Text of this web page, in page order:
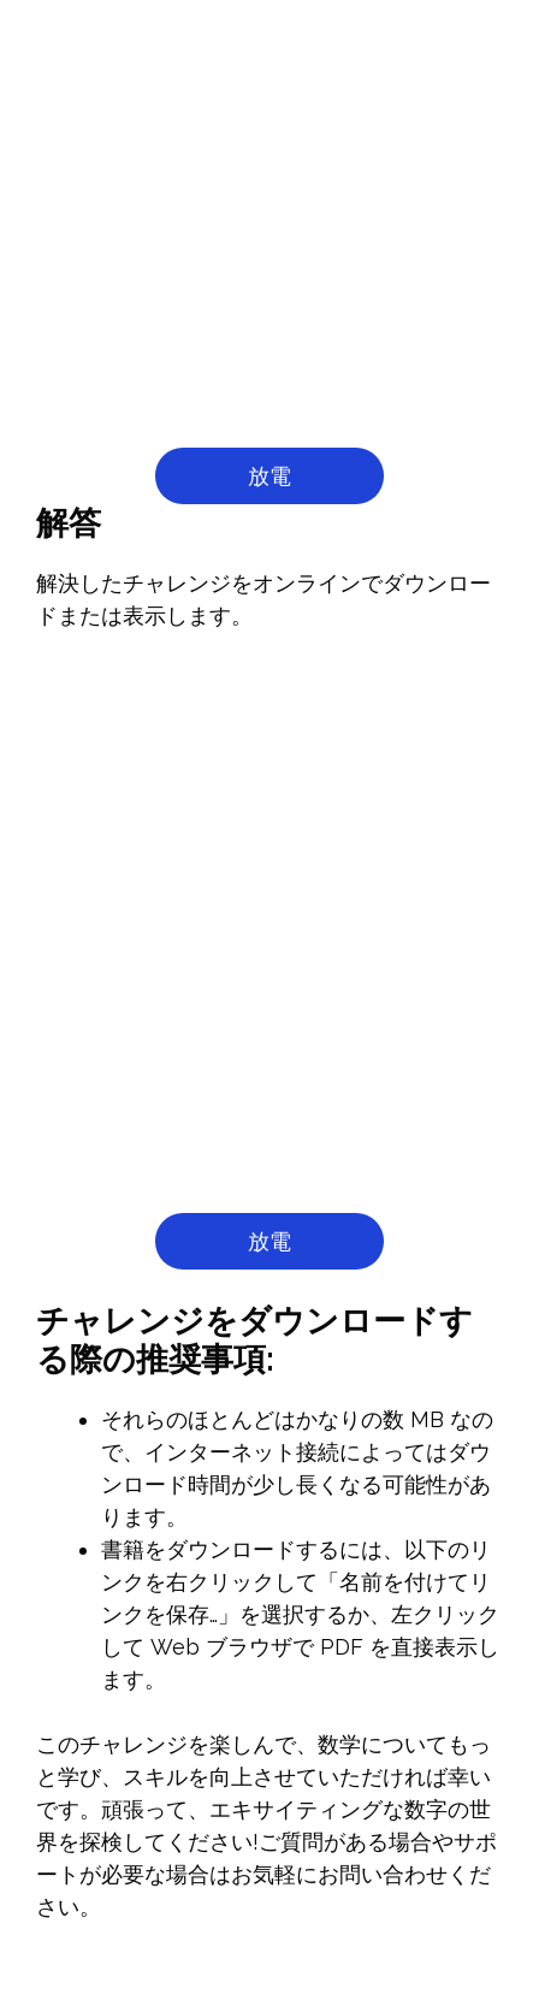
放電
解答
解決したチャレンジをオンラインでダウンロー
ドまたは表示します。
放電
チャレンジをダウンロードす
る際の推奨事項:
それらのほとんどはかなりの数 MB なの
で、インターネット接続によってはダウ
ンロード時間が少し長くなる可能性があ
ります。
書籍をダウンロードするには、以下のリ
ンクを右クリックして「名前を付けてリ
ンクを保存…」を選択するか、左クリック
して Web ブラウザで PDF を直接表示し
ます。
このチャレンジを楽しんで、数学についてもっ
と学び、スキルを向上させていただければ幸い
です。頑張って、エキサイティングな数字の世
界を探検してください!ご質問がある場合やサポ
ートが必要な場合はお気軽にお問い合わせくだ
さい。